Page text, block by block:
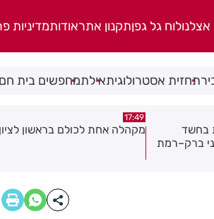
לוח גל גפןתקנון אתראודותמדיניות
תחזית אסטרולוגיתאילתמחפשים בית חם
לציון
17:02
תושב חולון נעדר כבר שבועיים